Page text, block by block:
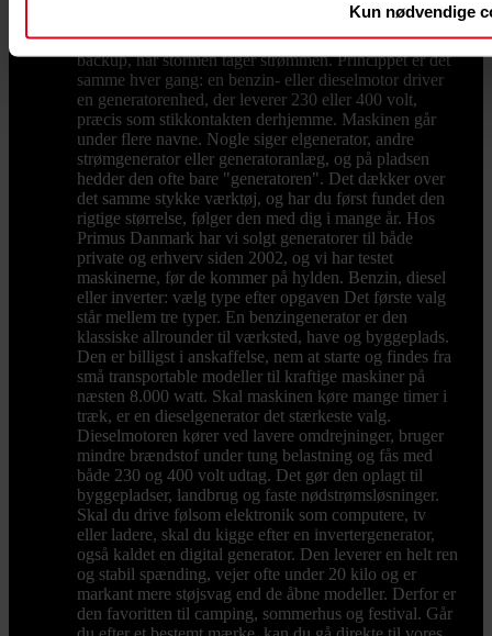
Kun nødvendige
landmanden til hegnet og værkstedet i marken, og
familien til sommerhuset, campingvognen eller som
backup, når stormen tager strømmen. Princippet er det
samme hver gang: en benzin- eller dieselmotor driver
en generatorenhed, der leverer 230 eller 400 volt,
præcis som stikkontakten derhjemme. Maskinen går
under flere navne. Nogle siger elgenerator, andre
strømgenerator eller generatoranlæg, og på pladsen
hedder den ofte bare "generatoren". Det dækker over
det samme stykke værktøj, og har du først fundet den
rigtige størrelse, følger den med dig i mange år. Hos
Primus Danmark har vi solgt generatorer til både
private og erhverv siden 2002, og vi har testet
maskinerne, før de kommer på hylden. Benzin, diesel
eller inverter: vælg type efter opgaven Det første valg
står mellem tre typer. En benzingenerator er den
klassiske allrounder til værksted, have og byggeplads.
Den er billigst i anskaffelse, nem at starte og findes fra
små transportable modeller til kraftige maskiner på
næsten 8.000 watt. Skal maskinen køre mange timer i
træk, er en dieselgenerator det stærkeste valg.
Dieselmotoren kører ved lavere omdrejninger, bruger
mindre brændstof under tung belastning og fås med
både 230 og 400 volt udtag. Det gør den oplagt til
byggepladser, landbrug og faste nødstrømsløsninger.
Skal du drive følsom elektronik som computere, tv
eller ladere, skal du kigge efter en invertergenerator,
også kaldet en digital generator. Den leverer en helt ren
og stabil spænding, vejer ofte under 20 kilo og er
markant mere støjsvag end de åbne modeller. Derfor er
den favoritten til camping, sommerhus og festival. Går